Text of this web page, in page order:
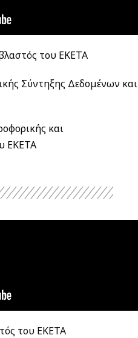
του ΕΚΕΤΑ
Σύντηξης Δεδομένων και
και
ΕΚΕΤΑ
του ΕΚΕΤΑ